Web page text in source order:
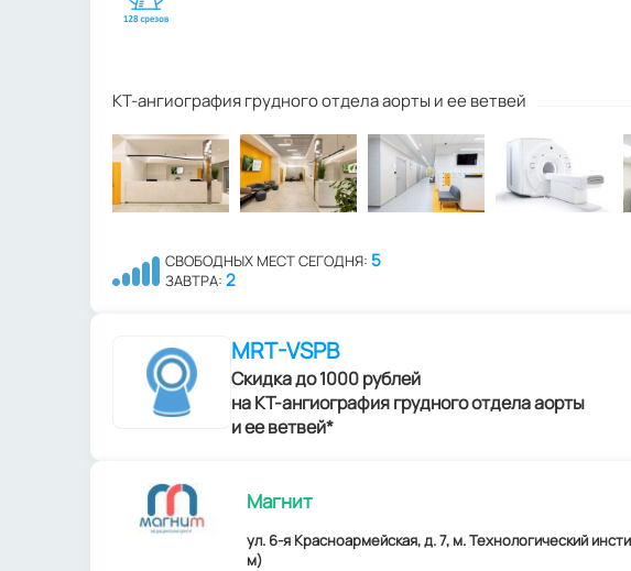
КТ-ангиография грудного отдела аорты и ее ветвей
СВОБОДНЫХ МЕСТ СЕГОДНЯ: 5
ЗАВТРА: 2
MRT-VSPB
Скидка до 1000 рублей
на КТ-ангиография грудного отдела аорты
и ее ветвей*
Магнит
ул. 6-я Красноармейская, д. 7, м. Технологический
м)